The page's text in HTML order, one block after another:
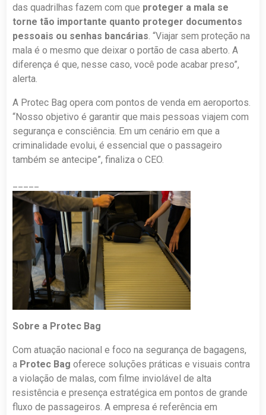
das quadrilhas fazem com que proteger a mala se
torne tão importante quanto proteger documentos
pessoais ou senhas bancárias. “Viajar sem proteção na
mala é o mesmo que deixar o portão de casa aberto. A
diferença é que, nesse caso, você pode acabar preso”,
alerta.
A Protec Bag opera com pontos de venda em aeroportos.
“Nosso objetivo é garantir que mais pessoas viajem com
segurança e consciência. Em um cenário em que a
criminalidade evolui, é essencial que o passageiro
também se antecipe”, finaliza o CEO.
Sobre a Protec Bag
Com atuação nacional e foco na segurança de bagagens,
a Protec Bag oferece soluções práticas e visuais contra
a violação de malas, com filme inviolável de alta
resistência e presença estratégica em pontos de grande
fluxo de passageiros. A empresa é referência em